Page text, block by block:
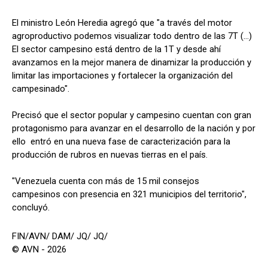
El ministro León Heredia agregó que "a través del motor
agroproductivo podemos visualizar todo dentro de las 7T (...)
El sector campesino está dentro de la 1T y desde ahí
avanzamos en la mejor manera de dinamizar la producción y
limitar las importaciones y fortalecer la organización del
campesinado".
Precisó que el sector popular y campesino cuentan con gran
protagonismo para avanzar en el desarrollo de la nación y por
ello entró en una nueva fase de caracterización para la
producción de rubros en nuevas tierras en el país.
"Venezuela cuenta con más de 15 mil consejos
campesinos con presencia en 321 municipios del territorio",
concluyó.
FIN/AVN/ DAM/ JQ/ JQ/
© AVN - 2026